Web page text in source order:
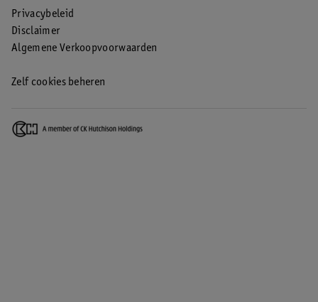
Privacybeleid
Disclaimer
Algemene Verkoopvoorwaarden
Zelf cookies beheren